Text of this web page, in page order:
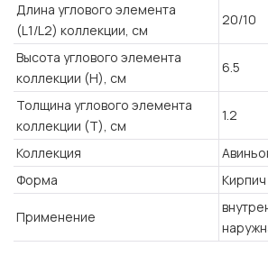
Длина углового элемента
(L1/L2) коллекции, см
20/10
Высота углового элемента
коллекции (H), см
6.5
Толщина углового элемента
коллекции (T), см
1.2
Коллекция
Форма
Кирпич
Применение